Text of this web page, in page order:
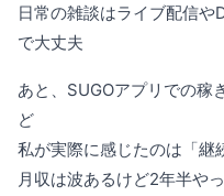
日常の雑談はライブ配信
で大丈夫
あと、SUGOアプリでの稼
ど
私が実際に感じたのは「継
月収は波あるけど2年半や